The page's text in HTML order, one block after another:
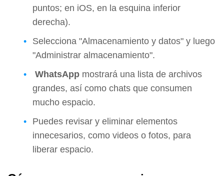
puntos; en iOS, en la esquina inferior
derecha).
Selecciona "Almacenamiento y datos" y luego
"Administrar almacenamiento".
WhatsApp mostrará una lista de archivos
grandes, así como chats que consumen
mucho espacio.
Puedes revisar y eliminar elementos
innecesarios, como videos o fotos, para
liberar espacio.